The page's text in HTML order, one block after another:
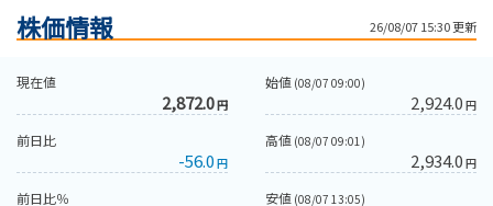
株価情報 26/08/07 15:30 更新
現在値
2,872.0円
始値(08/07 09:00)
2,924.0 円
前日比
-56.0 円
高値(08/07 09:01)
2,934.0 円
前日比％ 安値(08/07 13:05)